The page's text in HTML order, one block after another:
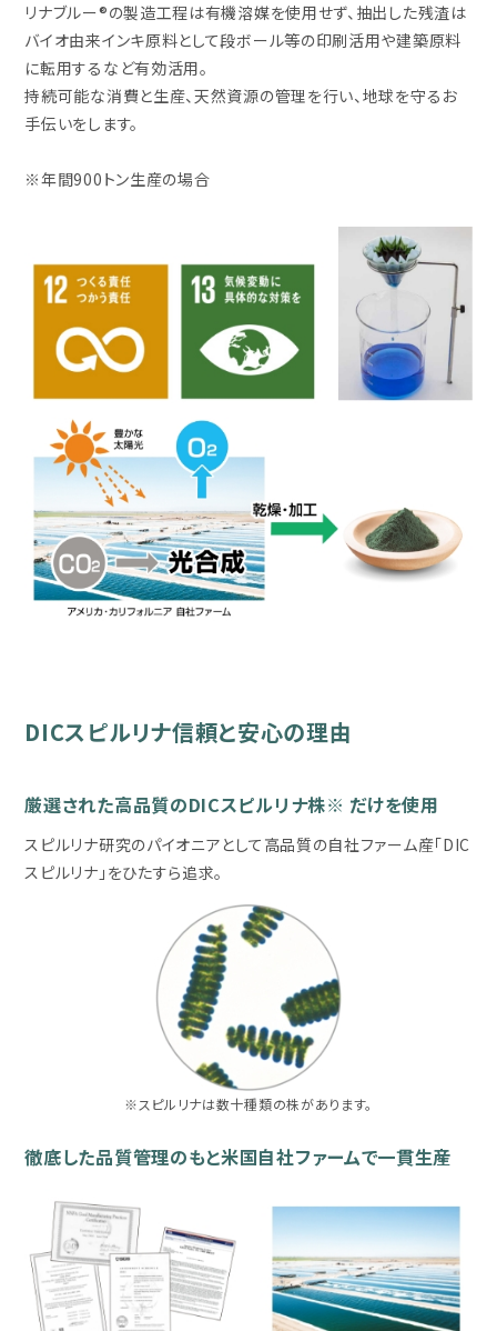
リナブルー®の製造工程は有機溶媒を使用せず、抽出した残渣は
バイオ由来インキ原料として段ボール等の印刷活用や建築原料
に転用するなど有効活用。
持続可能な消費と生産、天然資源の管理を行い、地球を守るお
手伝いをします。
※年間900トン生産の場合
DICスピルリナ信頼と安心の理由
厳選された高品質のDICスピルリナ株※ だけを使用
スピルリナ研究のパイオニアとして高品質の自社ファーム産「DIC
スピルリナ」をひたすら追求。
※スピルリナは数十種類の株があります。
徹底した品質管理のもと米国自社ファームで一貫生産